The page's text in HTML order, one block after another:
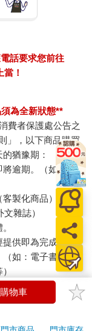
的貧富差距問題、
傳統，以實現所有
。
家，本人必將盡全
與民連黨共同打造
。
，就算粉身碎骨也
上熱烈的掌聲。
。
上總理大臣寶座的
」
藤的城山開口第一
會進來報告：『收
待他能立刻解散眾
話要求您前往
！
為全新狀態**
費者保護處公告之
」，以下商品購買
猶豫期：
逾期。（如：生
製化商品）
雜誌）
供即為完成之線
（如：電子書、電
褲、刮鬍刀、除毛
期（含例假
物車